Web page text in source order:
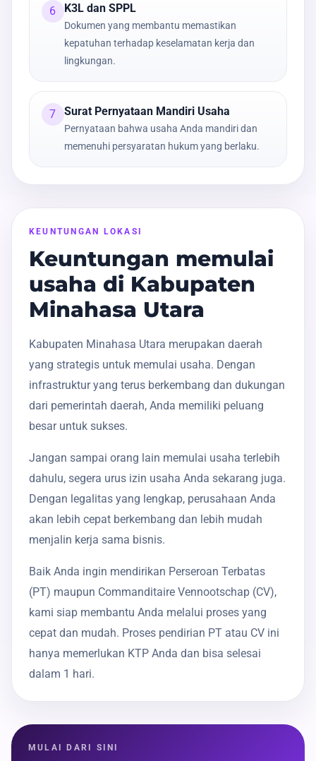
6 K3L dan SPPL
Dokumen yang membantu memastikan
kepatuhan terhadap keselamatan kerja dan
lingkungan.
7 Surat Pernyataan Mandiri Usaha
Pernyataan bahwa usaha Anda mandiri dan
memenuhi persyaratan hukum yang berlaku.
KEUNTUNGAN LOKASI
Keuntungan memulai
usaha di Kabupaten
Minahasa Utara
Kabupaten Minahasa Utara merupakan daerah
yang strategis untuk memulai usaha. Dengan
infrastruktur yang terus berkembang dan dukungan
dari pemerintah daerah, Anda memiliki peluang
besar untuk sukses.
Jangan sampai orang lain memulai usaha terlebih
dahulu, segera urus izin usaha Anda sekarang juga.
Dengan legalitas yang lengkap, perusahaan Anda
akan lebih cepat berkembang dan lebih mudah
menjalin kerja sama bisnis.
Baik Anda ingin mendirikan Perseroan Terbatas
(PT) maupun Commanditaire Vennootschap (CV),
kami siap membantu Anda melalui proses yang
cepat dan mudah. Proses pendirian PT atau CV ini
hanya memerlukan KTP Anda dan bisa selesai
dalam 1 hari.
MULAI DARI SINI